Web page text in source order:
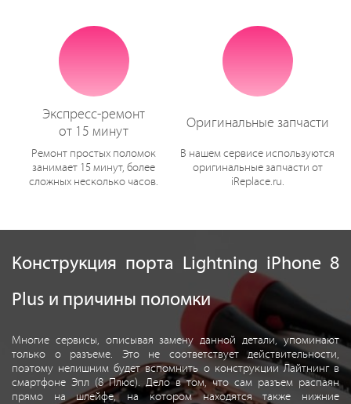
Экспресс-ремонт
от 15 минут
Ремонт простых поломок
занимает 15 минут, более
сложных несколько часов.
Оригинальные запчасти
В нашем сервисе используются
оригинальные запчасти от
iReplace.ru.
Конструкция порта Lightning iPhone 8
Plus и причины поломки
Многие сервисы, описывая замену данной детали, упоминают
только о разъеме. Это не соответствует действительности,
поэтому нелишним будет вспомнить о конструкции Лайтнинг в
смартфоне Эпл (8 Плюс). Дело в том, что сам разъем распаян
прямо на шлейфе, на котором находятся также нижние